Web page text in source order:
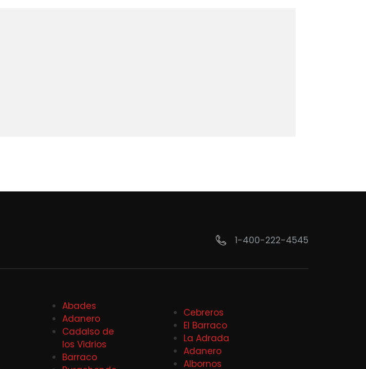
1-400-222-4545
Abades
Adanero
Cadalso de
los Vidrios
Barraco
Cebreros
El Barraco
La Adrada
Adanero
Albornos